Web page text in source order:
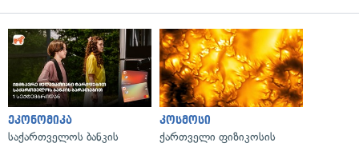
ეკონომიკა
საქართველოს ბანკის
კოსმოსი
ქართველი ფიზიკოსის